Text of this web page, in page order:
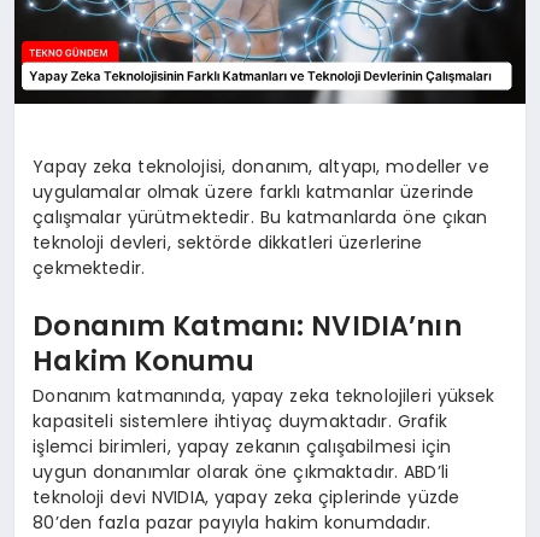
Yapay zeka teknolojisi, donanım, altyapı, modeller ve
uygulamalar olmak üzere farklı katmanlar üzerinde
çalışmalar yürütmektedir. Bu katmanlarda öne çıkan
teknoloji devleri, sektörde dikkatleri üzerlerine
çekmektedir.
Donanım Katmanı: NVIDIA’nın
Hakim Konumu
Donanım katmanında, yapay zeka teknolojileri yüksek
kapasiteli sistemlere ihtiyaç duymaktadır. Grafik
işlemci birimleri, yapay zekanın çalışabilmesi için
uygun donanımlar olarak öne çıkmaktadır. ABD’li
teknoloji devi NVIDIA, yapay zeka çiplerinde yüzde
80’den fazla pazar payıyla hakim konumdadır.